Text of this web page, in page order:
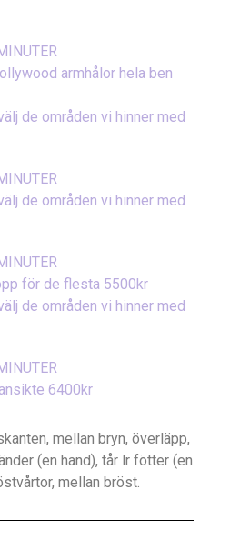
armhålor hela ben
de områden vi hinner med
de områden vi hinner med
för de flesta 5500kr
de områden vi hinner med
6400kr
mellan bryn, överläpp,
(en hand), tår lr fötter (en
mellan bröst.